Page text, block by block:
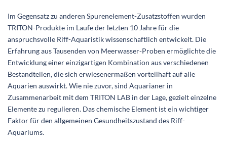
Im Gegensatz zu anderen Spurenelement-Zusatzstoffen wurden
TRITON-Produkte im Laufe der letzten 10 Jahre für die
anspruchsvolle Riff-Aquaristik wissenschaftlich entwickelt. Die
Erfahrung aus Tausenden von Meerwasser-Proben ermöglichte die
Entwicklung einer einzigartigen Kombination aus verschiedenen
Bestandteilen, die sich erwiesenermaßen vorteilhaft auf alle
Aquarien auswirkt. Wie nie zuvor, sind Aquarianer in
Zusammenarbeit mit dem TRITON LAB in der Lage, gezielt einzelne
Elemente zu regulieren. Das chemische Element ist ein wichtiger
Faktor für den allgemeinen Gesundheitszustand des Riff-
Aquariums.